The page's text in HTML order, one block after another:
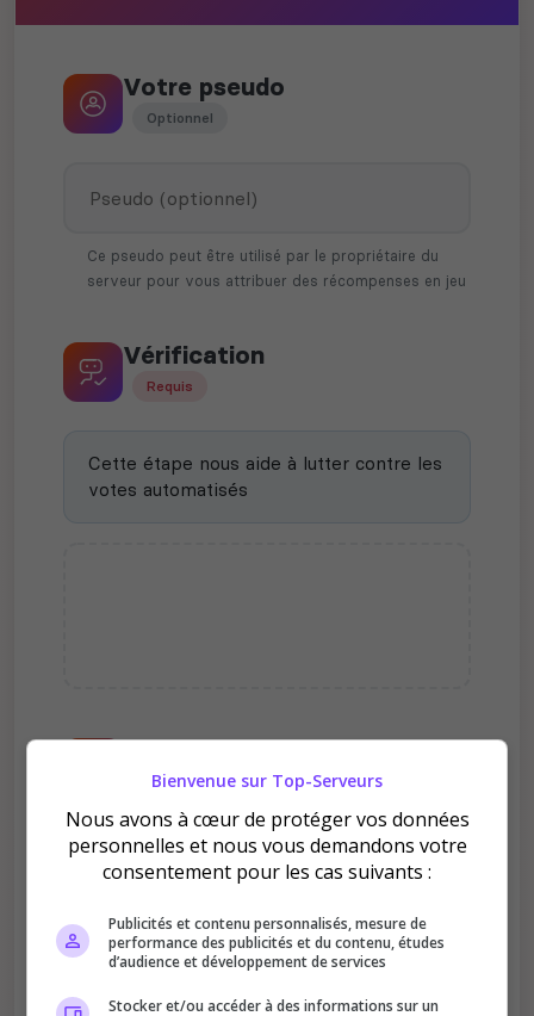
Votre pseudo
Optionnel
Ce pseudo peut être utilisé par le propriétaire du
serveur pour vous attribuer des récompenses en jeu
Vérification
Requis
Cette étape nous aide à lutter contre les
votes automatisés
DOMINII ?
Améliore le classement
Bienvenue sur Top-Serveurs
Nous avons à cœur de protéger vos données
personnelles et nous vous demandons votre
consentement pour les cas suivants :
Publicités et contenu personnalisés, mesure de
performance des publicités et du contenu, études
d’audience et développement de services
Stocker et/ou accéder à des informations sur un